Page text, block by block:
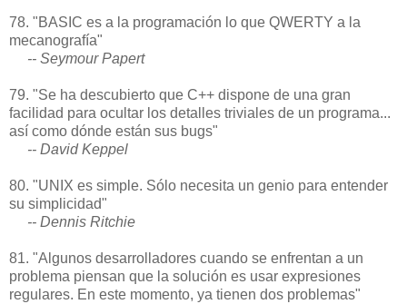
78. "BASIC es a la programación lo que QWERTY a la
mecanografía"
-- Seymour Papert
79. "Se ha descubierto que C++ dispone de una gran
facilidad para ocultar los detalles triviales de un programa...
así como dónde están sus bugs"
-- David Keppel
80. "UNIX es simple. Sólo necesita un genio para entender
su simplicidad"
-- Dennis Ritchie
81. "Algunos desarrolladores cuando se enfrentan a un
problema piensan que la solución es usar expresiones
regulares. En este momento, ya tienen dos problemas"